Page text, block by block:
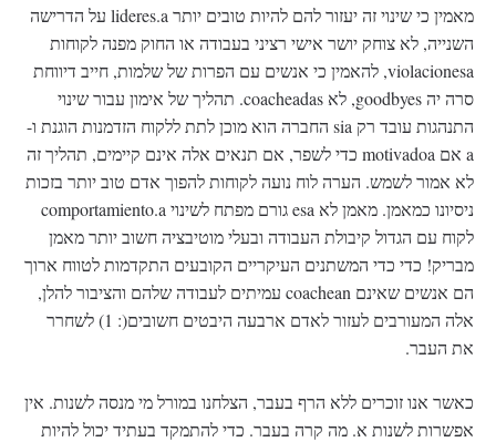
מאמין כי שינוי זה יעזור להם להיות טובים יותר lideres.a על הדרישה
השנייה, לא צוחק יושר אישי רציני בעבודה או החוק מפנה לקוחות
violacionesa, להאמין כי אנשים עם הפרות של שלמות, חייב דיווחת
סרה יה goodbyes, לא coacheadas. תהליך של אימון עבור שינוי
התנהגות עובד רק sia החברה הוא מוכן לתת ללקוח הזדמנות הוגנת ו-
a אם motivadoa כדי לשפר, אם תנאים אלה אינם קיימים, תהליך זה
לא אמור לשמש. הערה לוח נועה לקוחות להפוך אדם טוב יותר בזכות
ניסיונו כמאמן. מאמן לא esa גורם מפתח לשינוי comportamiento.a
לקוח עם הגדול קיבולת העבודה ובעלי מוטיבציה חשוב יותר מאמן
מבריק! כדי כדי המשתנים העיקריים הקובעים התקדמות לטווח ארוך
הם אנשים שאינם coachean עמיתים לעבודה שלהם והציבור להלן,
אלה המעורבים לעזור לאדם ארבעה היבטים חשובים(: 1) לשחרר
את העבר.
כאשר אנו זוכרים ללא הרף בעבר, הצלחנו במורל מי מנסה לשנות. אין
אפשרות לשנות א. מה קרה בעבר. כדי להתמקד בעתיד יכול להיות